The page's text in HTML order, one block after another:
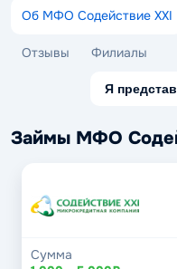
Об МФО Содействие XXI
Отзывы Филиалы
Я
Займы МФО
Сумма